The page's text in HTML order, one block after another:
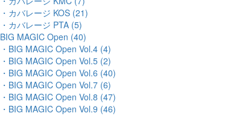
・カバレージ KOS (21)
・カバレージ PTA (5)
BIG MAGIC Open (40)
・BIG MAGIC Open Vol.4 (4)
・BIG MAGIC Open Vol.5 (2)
・BIG MAGIC Open Vol.6 (40)
・BIG MAGIC Open Vol.7 (6)
・BIG MAGIC Open Vol.8 (47)
・BIG MAGIC Open Vol.9 (46)